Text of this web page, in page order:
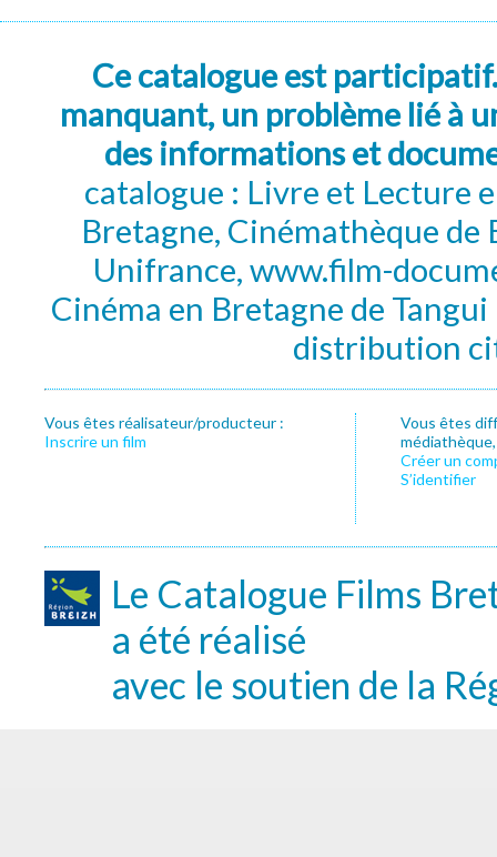
Ce catalogue est
manquant, un problème lié à
des informations et
catalogue : Livre et Lecture
Bretagne, Cinémathèque de
Unifrance, www.film-
Cinéma en Bretagne de
distribution
Vous êtes réalisateur/producteur :
Inscrire un film
Vous êtes
Créer un
S’identifier
Le Catalogue Films
a été réalisé
avec le soutien de la